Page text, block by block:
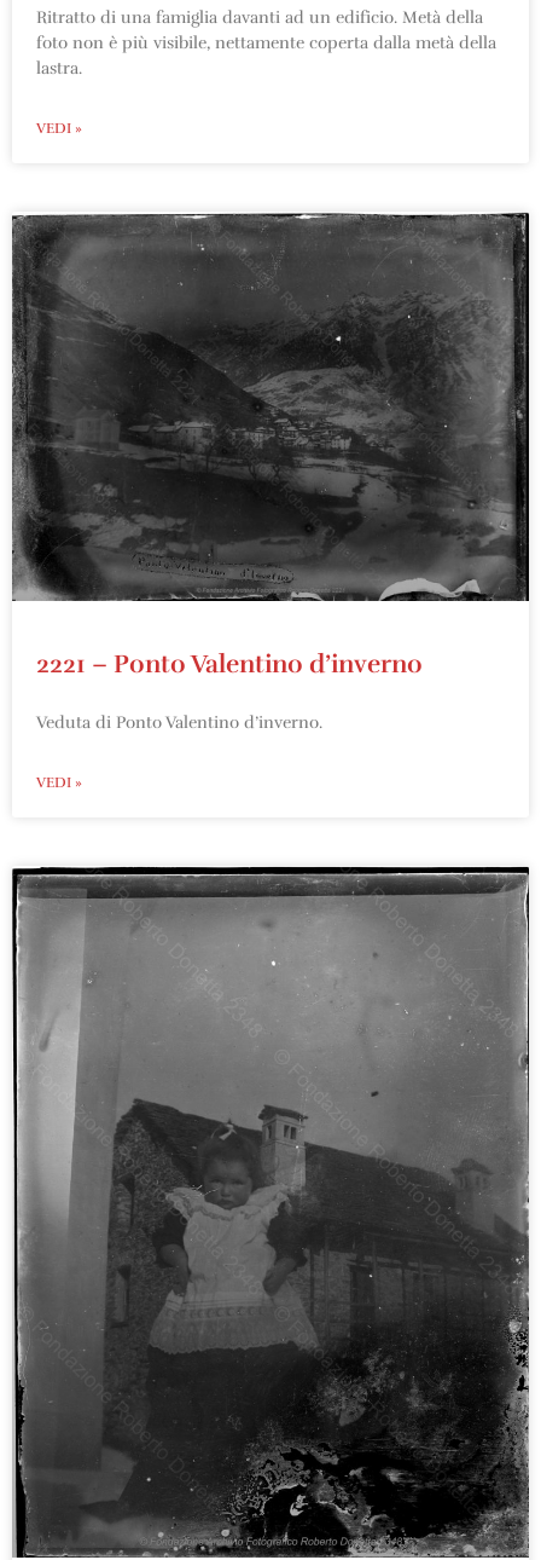
Ritratto di una famiglia davanti ad un edificio. Metà della
foto non è più visibile, nettamente coperta dalla metà della
lastra.
VEDI »
2221 – Ponto Valentino d’inverno
Veduta di Ponto Valentino d’inverno.
VEDI »